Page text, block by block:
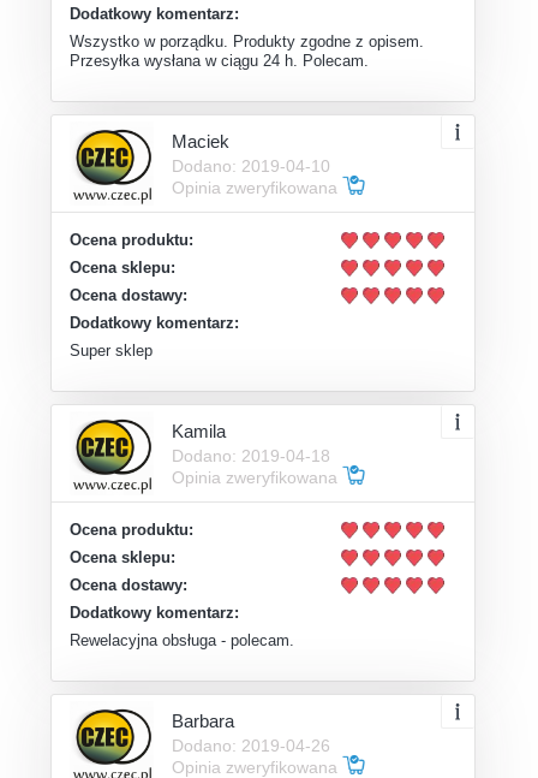
Dodatkowy komentarz:
Wszystko w porządku. Produkty zgodne z opisem.
Przesyłka wysłana w ciągu 24 h. Polecam.
Maciek
Dodano: 2019-04-10
Opinia zweryfikowana
Ocena produktu:
Ocena sklepu:
Ocena dostawy:
Dodatkowy komentarz:
Super sklep
Kamila
Dodano: 2019-04-18
Opinia zweryfikowana
Ocena produktu:
Ocena sklepu:
Ocena dostawy:
Dodatkowy komentarz:
Rewelacyjna obsługa - polecam.
Barbara
Dodano: 2019-04-26
Opinia zweryfikowana